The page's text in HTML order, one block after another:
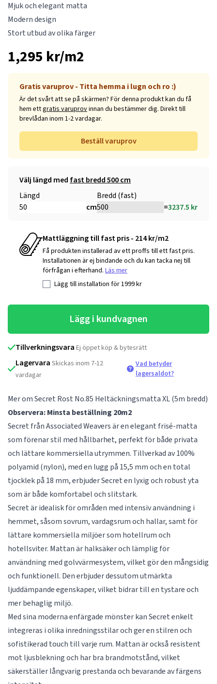
Mjuk och elegant matta
Modern design
Stort utbud av olika färger
1,295 kr/m2
Gratis varuprov - Titta hemma i lugn och ro :)
Är det svårt att se på skärmen? För denna produkt kan du få
hem ettgratis varuprovinnan du bestämmer dig. Direkt till
brevlådan inom 1-2 vardagar.
Beställ varuprov
Välj längd med fast bredd 500 cm
Längd
cm
Bredd (fast)
=3237.5 kr
Mattläggning till fast pris - 214 kr/m2
Få produkten installerad av ett proffs till ett fast pris.
Installationen är ej bindande och du kan tacka nej till
förfrågan i efterhand. Läs mer
Lägg till installation för1999kr
Lägg i kundvagnen
Tillverkningsvara Ej öppet köp & bytesrätt
Lagervara Skickas inom 7-12
vardagar
Vad betyder
lagersaldot?
Mer om Secret Rost No.85 Heltäckningsmatta XL (5m bredd)
Observera: Minsta beställning 20m2
Secret från Associated Weavers är en elegant frisé-matta
som förenar stil med hållbarhet, perfekt för både privata
och lättare kommersiella utrymmen. Tillverkad av 100%
polyamid (nylon), med en lugg på 15,5 mm och en total
tjocklek på 18 mm, erbjuder Secret en lyxig och robust yta
som är både komfortabel och slitstark.
Secret är idealisk för områden med intensiv användning i
hemmet, såsom sovrum, vardagsrum och hallar, samt för
lättare kommersiella miljöer som hotellrum och
hotellsviter. Mattan är halksäker och lämplig för
användning med golvvärmesystem, vilket gör den mångsidig
och funktionell. Den erbjuder dessutom utmärkta
ljuddämpande egenskaper, vilket bidrar till en tystare och
mer behaglig miljö.
Med sina moderna enfärgade mönster kan Secret enkelt
integreras i olika inredningsstilar och ger en stilren och
sofistikerad touch till varje rum. Mattan är också resistent
mot ljusblekning och har bra brandmotstånd, vilket
säkerställer långvarig prestanda och bevarande av färgens